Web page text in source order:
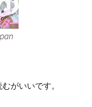
がいいです。